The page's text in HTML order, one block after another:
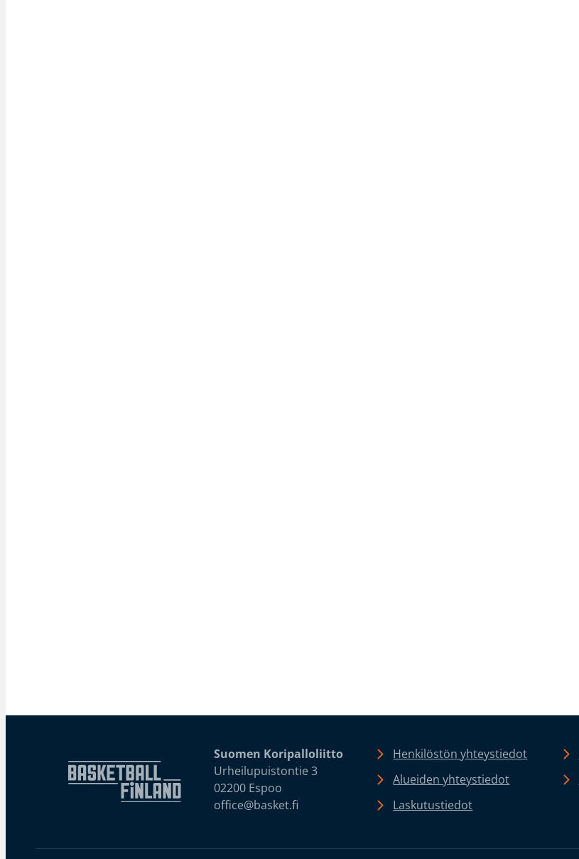
Suomen Koripalloliitto
Urheilupuistontie 3
02200 Espoo
office@basket.fi
Henkilöstön yhteystiedot
Alueiden yhteystiedot
Laskutustiedot